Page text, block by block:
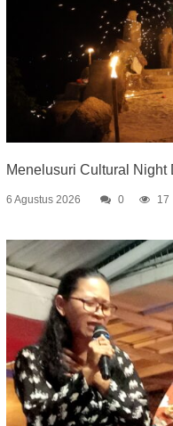
Menelusuri Cultural Night
6 Agustus 2026 0 17